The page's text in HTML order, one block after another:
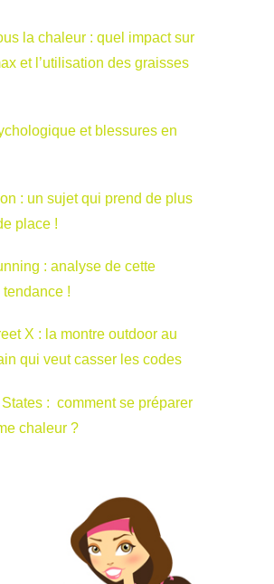
la chaleur : quel impact sur
et l’utilisation des graisses
et blessures en
: un sujet qui prend de plus
place !
: analyse de cette
!
X : la montre outdoor au
qui veut casser les codes
: comment se préparer
chaleur ?